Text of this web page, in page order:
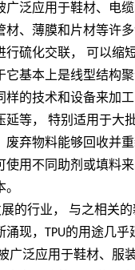
广泛应用于鞋材、电缆
材、薄膜和片材等许
硫化交联，
可以缩
它基本上是线型结构聚
样的技术和设备来加工
等，
特别适用于大
废弃物料能够回收并重
使用不同助剂或填料
的行业， 与之相关
现， TPU的用途几乎
广泛应用于鞋材、服